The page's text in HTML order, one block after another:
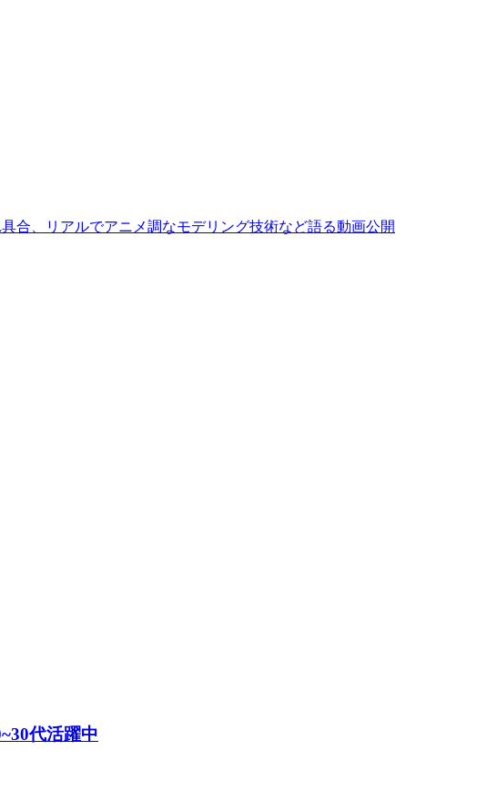
代活躍中